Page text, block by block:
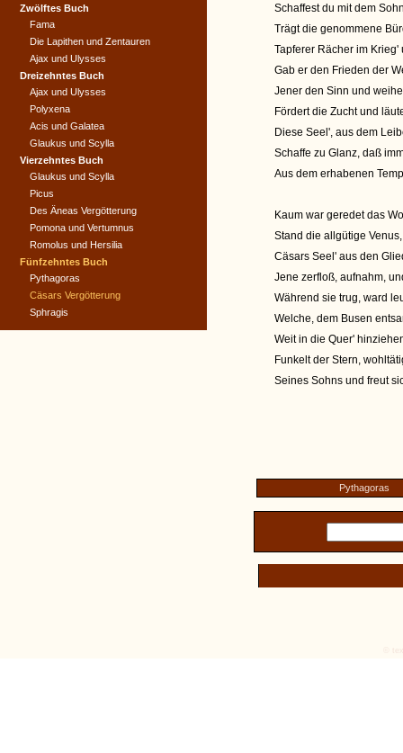
Schaffest du mit dem
Trägt die genommene
Tapferer Rächer im
Gab er den Frieden der
Jener den Sinn und
Fördert die Zucht und
Diese Seel', aus dem
Schaffe zu Glanz, daß
Aus dem erhabenen
Kaum war geredet das
Stand die allgütige
Cäsars Seel' aus den
Jene zerfloß, aufnahm,
Während sie trug, ward
Welche, dem Busen
Weit in die Quer'
Funkelt der Stern,
Seines Sohns und freut
Pythagoras
Zwölftes Buch
Fama
Die Lapithen und Zentauren
Ajax und Ulysses
Dreizehntes Buch
Ajax und Ulysses
Polyxena
Acis und Galatea
Glaukus und Scylla
Vierzehntes Buch
Glaukus und Scylla
Picus
Des Äneas Vergötterung
Pomona und Vertumnus
Romolus und Hersilia
Fünfzehntes Buch
Pythagoras
Cäsars Vergötterung
Sphragis